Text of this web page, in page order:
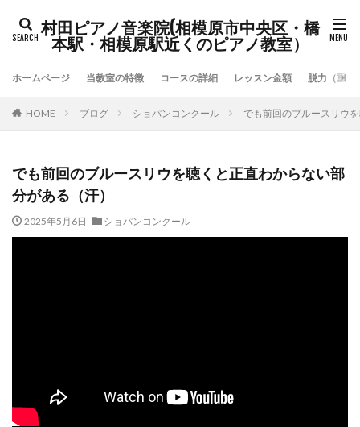
村田ピアノ音楽院(相模原市中央区・橋
本駅・相模原駅近くのピアノ教室）
ホームページ 当教室の特徴 コースの詳細 レッスン金額 脱力（重力
HOME ブログ ショパンコンクール でも前回のブルースリウ
でも前回のブルースリウを聴くと正直わからない部
分がある（汗）
2025年5月6日 ショパンコンクール